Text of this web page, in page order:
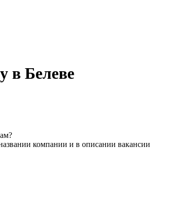
в Белеве
компании и в описании вакансии